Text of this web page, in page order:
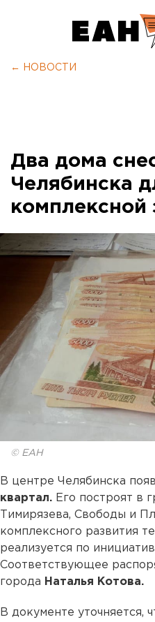
← НОВОСТИ
Два дома
Челябинска
комплексной
© ЕАН
В центре Челябинска
квартал. Его построят в
Тимирязева, Свободы и
комплексного развития
реализуется по
Соответствующее
города Наталья Котова.
В документе уточняется,